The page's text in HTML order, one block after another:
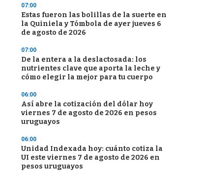
07:00
Estas fueron las bolillas de la suerte en
la Quiniela y Tómbola de ayer jueves 6
de agosto de 2026
07:00
De la entera a la deslactosada: los
nutrientes clave que aporta la leche y
cómo elegir la mejor para tu cuerpo
06:00
Así abre la cotización del dólar hoy
viernes 7 de agosto de 2026 en pesos
uruguayos
06:00
Unidad Indexada hoy: cuánto cotiza la
UI este viernes 7 de agosto de 2026 en
pesos uruguayos